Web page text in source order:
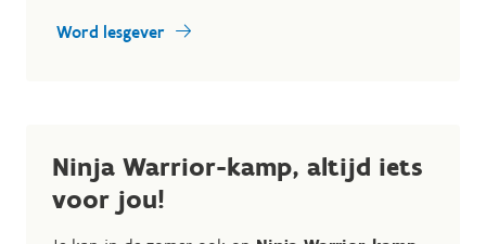
Word lesgever
Ninja Warrior-kamp, altijd iets
voor jou!